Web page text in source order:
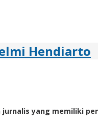
Hendiarto
jurnalis yang memiliki